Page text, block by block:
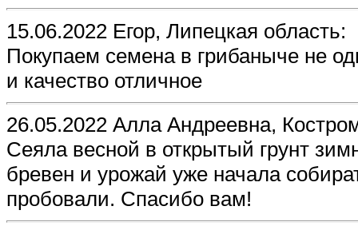
15.06.2022 Егор, Липецкая область:
Покупаем семена в грибаныче не
и качество отличное
26.05.2022 Алла Андреевна,
Сеяла весной в открытый грунт
бревен и урожай уже начала
пробовали. Спасибо вам!